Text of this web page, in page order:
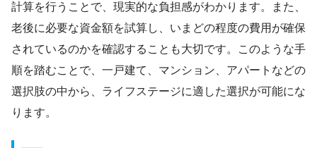
計算を行うことで、現実的な負担感がわかります。また、
老後に必要な資金額を試算し、いまどの程度の費用が確保
されているのかを確認することも大切です。このような手
順を踏むことで、一戸建て、マンション、アパートなどの
選択肢の中から、ライフステージに適した選択が可能にな
ります。